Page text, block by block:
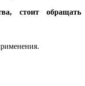
стоит обращать